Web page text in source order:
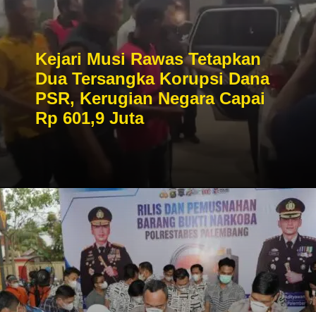
Kejari Musi Rawas Tetapkan
Dua Tersangka Korupsi Dana
PSR, Kerugian Negara Capai
Rp 601,9 Juta